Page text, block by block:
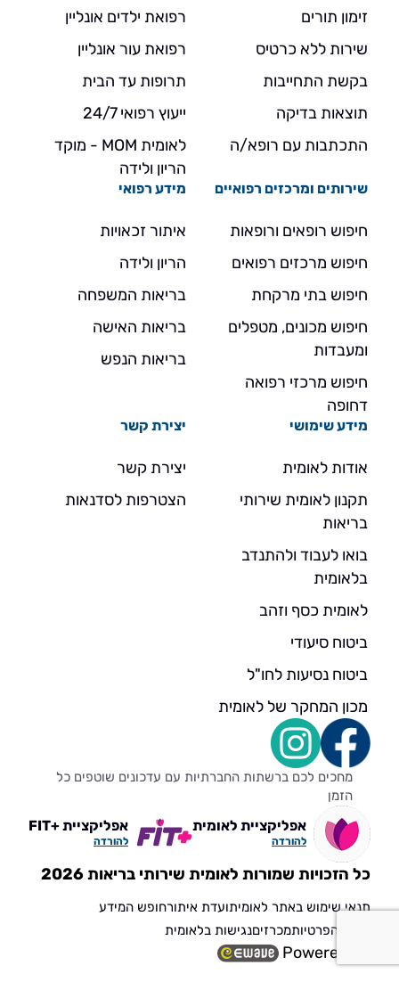
זימון תורים
שירות ללא כרטיס
בקשת התחייבות
תוצאות בדיקה
התכתבות עם רופא/ה
רפואת ילדים אונליין
רפואת עור אונליין
תרופות עד הבית
ייעוץ רפואי 24/7
לאומית MOM - מוקד
הריון ולידה
שירותים ומרכזים רפואיים
חיפוש רופאים ורופאות
חיפוש מרכזים רפואים
חיפוש בתי מרקחת
חיפוש מכונים, מטפלים
ומעבדות
חיפוש מרכזי רפואה
דחופה
מידע רפואי
איתור זכאויות
הריון ולידה
בריאות המשפחה
בריאות האישה
בריאות הנפש
מידע שימושי
אודות לאומית
תקנון לאומית שירותי
בריאות
בואו לעבוד ולהתנדב
בלאומית
לאומית כסף וזהב
ביטוח סיעודי
ביטוח נסיעות לחו"ל
מכון המחקר של לאומית
יצירת קשר
יצירת קשר
הצטרפות לסדנאות
מחכים לכם ברשתות החברתיות עם עדכונים שוטפים כל
הזמן
אפליקציית לאומית
להורדה
אפליקציית +FIT
להורדה
כל הזכויות שמורות לאומית שירותי בריאות 2026
תנאי שימוש באתר לאומיתועדת איתורחופש המידע
הגנת הפרטיותמכרזיםנגישות בלאומית
Powered by